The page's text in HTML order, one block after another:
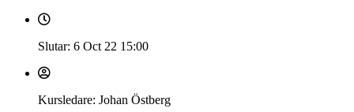
Slutar: 6 Oct 22 15:00
Kursledare: Johan Östberg